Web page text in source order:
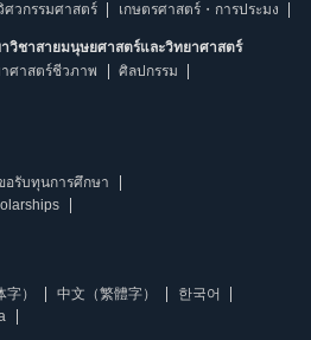
ศวกรรมศาสตร์ เกษตรศาสตร์・การประมง
วิชาสายมนุษยศาสตร์และวิทยาศาสตร์
ศาสตร์ชีวภาพ
ศิลปกรรม
อรับทุนการศึกษา
） 中文（繁體字）
한국어